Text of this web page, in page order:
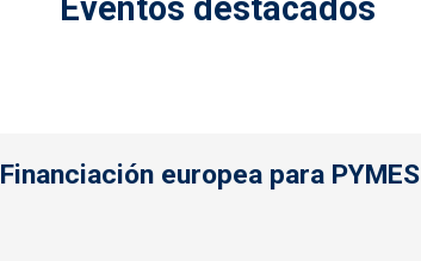
Eventos destacados
Financiación europea para PYMES